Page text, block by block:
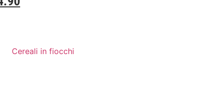
Cereali in fiocchi